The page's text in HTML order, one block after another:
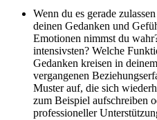
Wenn du es gerade
deinen Gedanken und
Emotionen nimmst du
intensivsten? Welche
Gedanken kreisen in
vergangenen
Muster auf, die sich
zum Beispiel aufschreiben
professioneller